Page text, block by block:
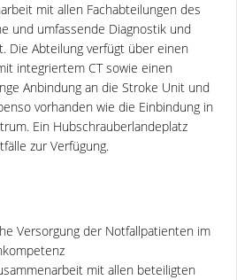
mit allen Fachabteilungen des
und umfassende Diagnostik und
Die Abteilung verfügt über einen
integriertem CT sowie einen
Anbindung an die Stroke Unit und
vorhanden wie die Einbindung in
Ein Hubschrauberlandeplatz
zur Verfügung.
Versorgung der Notfallpatienten im
mit allen beteiligten